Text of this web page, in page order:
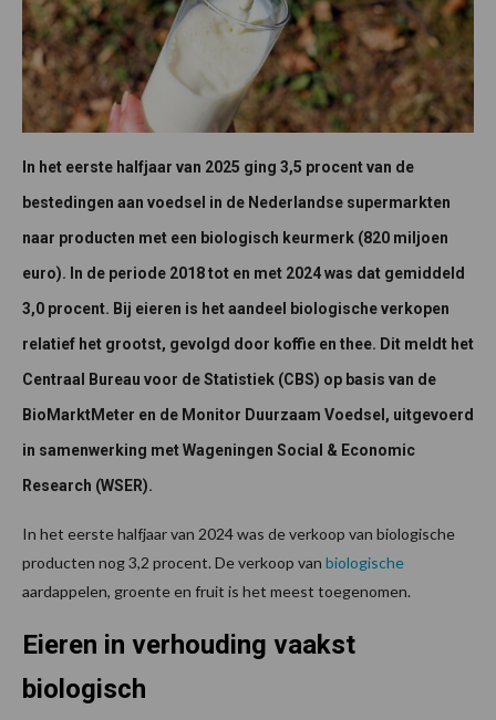
In het eerste halfjaar van 2025 ging 3,5 procent van de
bestedingen aan voedsel in de Nederlandse supermarkten
naar producten met een biologisch keurmerk (820 miljoen
euro). In de periode 2018 tot en met 2024 was dat gemiddeld
3,0 procent. Bij eieren is het aandeel biologische verkopen
relatief het grootst, gevolgd door koffie en thee. Dit meldt het
Centraal Bureau voor de Statistiek (CBS) op basis van de
BioMarktMeter en de Monitor Duurzaam Voedsel, uitgevoerd
in samenwerking met Wageningen Social & Economic
Research (WSER).
In het eerste halfjaar van 2024 was de verkoop van biologische
producten nog 3,2 procent. De verkoop van biologische
aardappelen, groente en fruit is het meest toegenomen.
Eieren in verhouding vaakst
biologisch